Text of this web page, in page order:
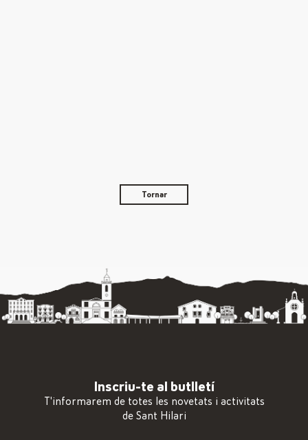
Tornar
Inscriu-te al butlletí
T'informarem de totes les novetats i activitats
de Sant Hilari